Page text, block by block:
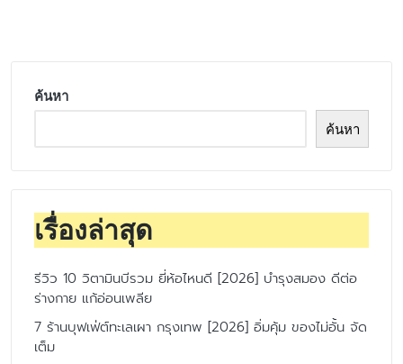
ค้นหา
ค้นหา
เรื่องล่าสุด
รีวิว 10 วิตามินบีรวม ยี่ห้อไหนดี [2026] บำรุงสมอง ดีต่อ
ร่างกาย แก้อ่อนเพลีย
7 ร้านบุฟเฟ่ต์ทะเลเผา กรุงเทพ [2026] อิ่มคุ้ม ของไม่อั้น จัด
เต็ม